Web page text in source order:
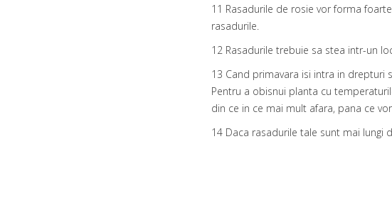
11 Rasadurile de rosie vor forma
rasadurile.
12 Rasadurile trebuie sa stea intr-un
13 Cand primavara isi intra in drepturi
Pentru a obisnui planta cu
din ce in ce mai mult afara, pana ce
14 Daca rasadurile tale sunt mai